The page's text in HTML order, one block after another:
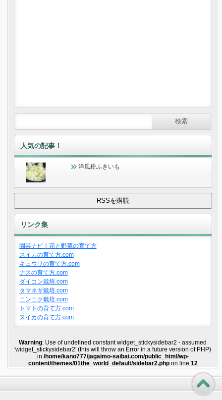
人気の記事！
洋風粉ふきいも
リンク集
園芸ナビ｜花と野菜の育て方
スイカの育て方.com
キュウリの育て方.com
ナスの育て方.com
ダイコン栽培.com
タマネギ栽培.com
ニンニク栽培.com
トマトの育て方.com
スイカの育て方.com
Warning: Use of undefined constant widget_stickysidebar2 - assumed
'widget_stickysidebar2' (this will throw an Error in a future version of PHP)
in /home/kano777/jagaimo-saibai.com/public_html/wp-
content/themes/01the_world_default/sidebar2.phpon line 12